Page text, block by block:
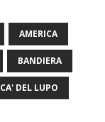
AMERICA
BANDIERA
CA' DEL LUPO